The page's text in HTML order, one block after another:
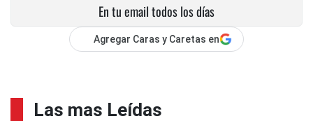
En tu email todos los días
Agregar Caras y Caretas en
Las mas Leídas